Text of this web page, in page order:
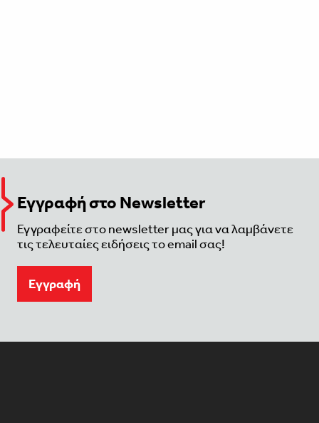
Εγγραφή στο Newsletter
Εγγραφείτε στο newsletter μας για να λαμβάνετε
τις τελευταίες ειδήσεις το email σας!
Eγγραφή